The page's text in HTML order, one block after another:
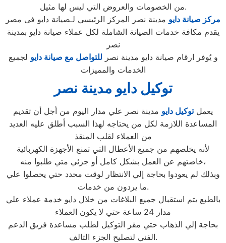
من الخصومات والعروض التي ليس لها مثيل.
مركز صيانة دايو مدينة نصر المركز الرئيسي لـصيانة دايو فى مصر
يقدم مكافة خدمات الصيانة الشاملة لكل عملاء صيانة دايو بمدينة
نصر
و يُوفر ارقام صيانة دايو مدينة نصر للتواصل مع صيانة دايو لجميع
الخدمات والمميزات
توكيل دايو مدينة نصر
يعملتوكيل دايو مدينة نصر علي مدار اليوم من أجل أن تقديم
المساعدة اللازمة لكل من يحتاجه لهذا السبب أطلق عليه العديد
من العملاء لقلب المنقذ
لأنه يخلصهم من جميع الأعطال التي تمنع الأجهزة الكهربائية
خاصتهم عن العمل بشكل كامل أو جزئي متي طلبوا منه،
وبذلك لم يعودوا بحاجة إلي الانتظار لوقت محدد حتي يحصلوا علي
ما يردون من خدمات.
بالطبع يتم استقبال جميع البلاغات من خلال دايو خدمة عملاء علي
مدار 24 ساعة حتي لا يكون العملاء
بحاجة إلي الذهاب حتي مقر التوكيل لطلب مساعدة فريق الدعم
الفني لتصليح الجزء التالف.